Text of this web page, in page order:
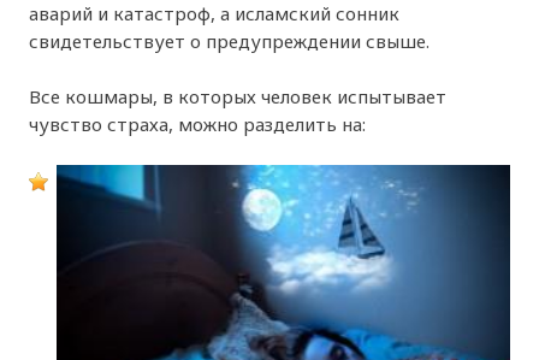
аварий и катастроф, а исламский сонник
свидетельствует о предупреждении свыше.
Все кошмары, в которых человек испытывает
чувство страха, можно разделить на: